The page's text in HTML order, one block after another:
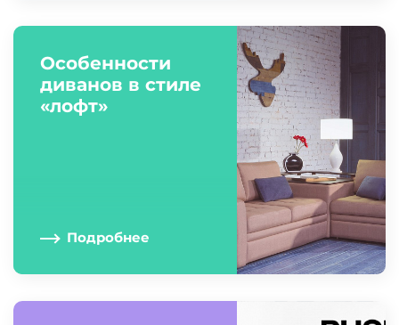
Особенности
диванов в стиле
«лофт»
Подробнее